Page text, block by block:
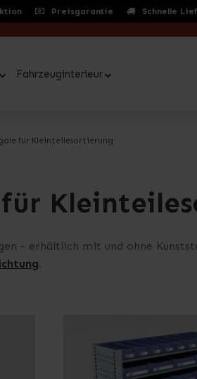
Preisgarantie Schnelle
Fahrzeuginterieur
für Kleinteilesortierung
- erhältlich mit und ohne
.